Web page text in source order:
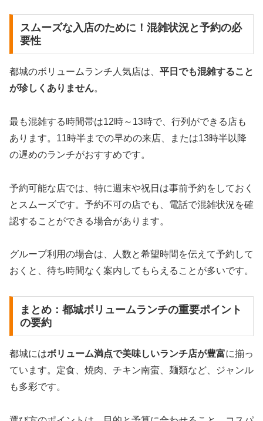
スムーズな入店のために！混雑状況と予約の必
要性
都城のボリュームランチ人気店は、 平日でも混雑すること
が珍しくありません。
最も混雑する時間帯は12時～13時で、行列ができる店も
あります。11時半までの早めの来店、または13時半以降
の遅めのランチがおすすめです。
予約可能な店では、特に週末や祝日は事前予約をしておく
とスムーズです。予約不可の店でも、電話で混雑状況を確
認することができる場合があります。
グループ利用の場合は、人数と希望時間を伝えて予約して
おくと、待ち時間なく案内してもらえることが多いです。
まとめ：都城ボリュームランチの重要ポイント
の要約
都城にはボリューム満点で美味しいランチ店が豊富に揃っ
ています。定食、焼肉、チキン南蛮、麺類など、ジャンル
も多彩です。